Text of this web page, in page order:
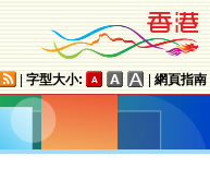
字型大小: 網頁指南